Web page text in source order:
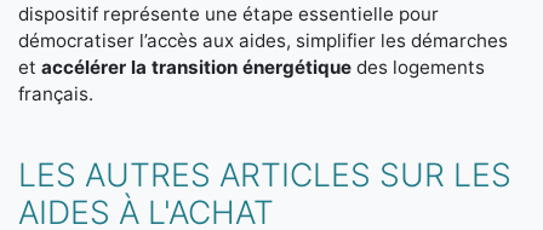
dispositif représente une étape essentielle pour
démocratiser l’accès aux aides, simplifier les démarches
et accélérer la transition énergétique des logements
français.
LES AUTRES ARTICLES SUR LES
AIDES À L'ACHAT